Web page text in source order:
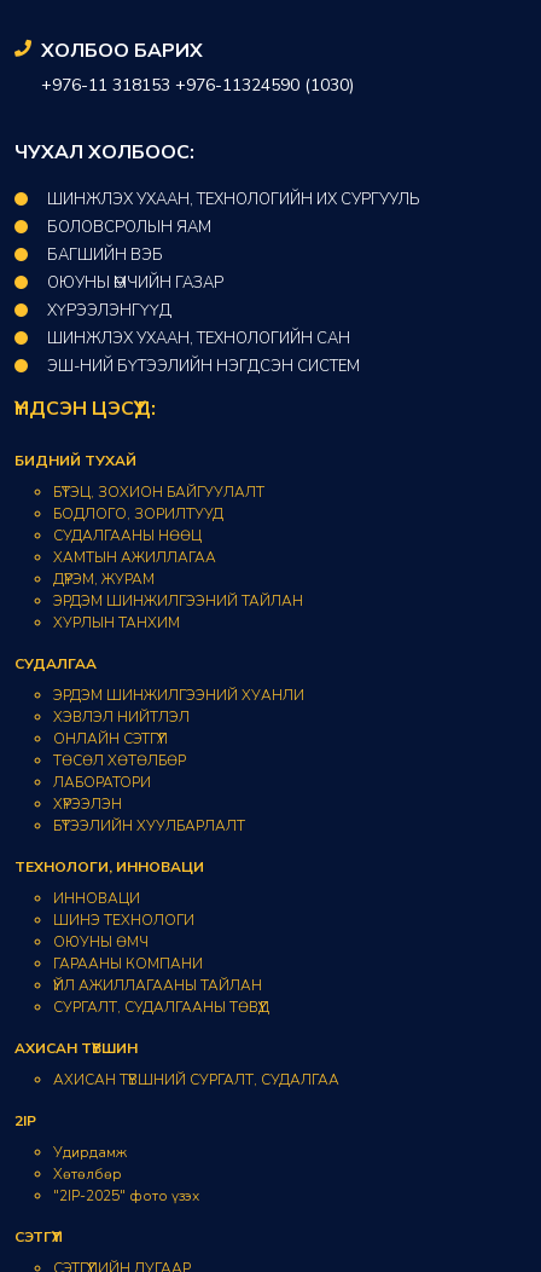
ХОЛБОО БАРИХ
+976-11 318153 +976-11324590 (1030)
ЧУХАЛ ХОЛБООС:
ШИНЖЛЭХ УХААН, ТЕХНОЛОГИЙН ИХ СУРГУУЛЬ
БОЛОВСРОЛЫН ЯАМ
БАГШИЙН ВЭБ
ОЮУНЫ ӨМЧИЙН ГАЗАР​
ХҮРЭЭЛЭНГҮҮД​
ШИНЖЛЭХ УХААН, ТЕХНОЛОГИЙН САН​
ЭШ-НИЙ БҮТЭЭЛИЙН НЭГДСЭН СИСТЕМ
ҮНДСЭН ЦЭСҮҮД:
БИДНИЙ ТУХАЙ
БҮТЭЦ, ЗОХИОН БАЙГУУЛАЛТ
БОДЛОГО, ЗОРИЛТУУД
СУДАЛГААНЫ НӨӨЦ
ХАМТЫН АЖИЛЛАГАА
ДҮРЭМ, ЖУРАМ
ЭРДЭМ ШИНЖИЛГЭЭНИЙ ТАЙЛАН
ХУРЛЫН ТАНХИМ
СУДАЛГАА
ЭРДЭМ ШИНЖИЛГЭЭНИЙ ХУАНЛИ
ХЭВЛЭЛ НИЙТЛЭЛ
ОНЛАЙН СЭТГҮҮЛ
ТӨСӨЛ ХӨТӨЛБӨР
ЛАБОРАТОРИ
ХҮРЭЭЛЭН
БҮТЭЭЛИЙН ХУУЛБАРЛАЛТ
ТЕХНОЛОГИ, ИННОВАЦИ
ИННОВАЦИ
ШИНЭ ТЕХНОЛОГИ
ОЮУНЫ ӨМЧ
ГАРААНЫ КОМПАНИ
ҮЙЛ АЖИЛЛАГААНЫ ТАЙЛАН
СУРГАЛТ, СУДАЛГААНЫ ТӨВҮҮД
АХИСАН ТҮВШИН
АХИСАН ТҮВШНИЙ СУРГАЛТ, СУДАЛГАА
2IP
Удирдамж
Хөтөлбөр
"2IP-2025" фото үзэх
СЭТГҮҮЛ